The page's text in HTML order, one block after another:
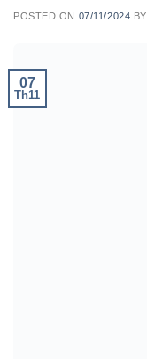
POSTED ON 07/11/2024 BY
07
Th11